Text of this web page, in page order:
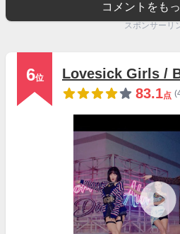
コメントをも
スポンサーリ
6位
Lovesick Girls /
83.1点